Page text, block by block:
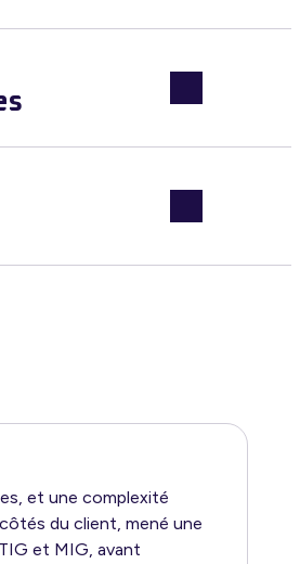
et une complexité
du client, mené une
et MIG, avant